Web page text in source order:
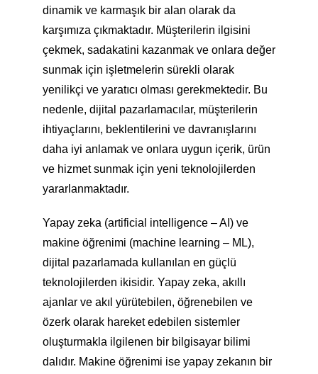
dinamik ve karmaşık bir alan olarak da
karşımıza çıkmaktadır. Müşterilerin ilgisini
çekmek, sadakatini kazanmak ve onlara değer
sunmak için işletmelerin sürekli olarak
yenilikçi ve yaratıcı olması gerekmektedir. Bu
nedenle, dijital pazarlamacılar, müşterilerin
ihtiyaçlarını, beklentilerini ve davranışlarını
daha iyi anlamak ve onlara uygun içerik, ürün
ve hizmet sunmak için yeni teknolojilerden
yararlanmaktadır.
Yapay zeka (artificial intelligence – AI) ve
makine öğrenimi (machine learning – ML),
dijital pazarlamada kullanılan en güçlü
teknolojilerden ikisidir. Yapay zeka, akıllı
ajanlar ve akıl yürütebilen, öğrenebilen ve
özerk olarak hareket edebilen sistemler
oluşturmakla ilgilenen bir bilgisayar bilimi
dalıdır. Makine öğrenimi ise yapay zekanın bir